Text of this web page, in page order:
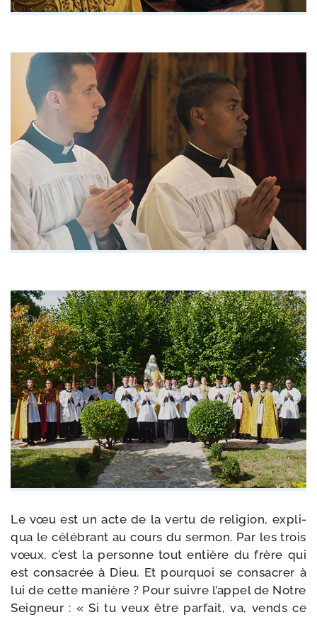
Le vœu est un acte de la ver­tu de reli­gion, expli­
qua le célé­brant au cours du ser­mon. Par les trois
vœux, c’est la per­sonne tout entière du frère qui
est consa­crée à Dieu. Et pour­quoi se consa­crer à
lui de cette manière ? Pour suivre l’appel de Notre
Seigneur : « Si tu veux être par­fait, va, vends ce